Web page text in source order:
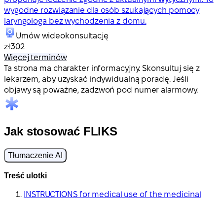
wygodne rozwiązanie dla osób szukających pomocy
laryngologa bez wychodzenia z domu.
Umów wideokonsultację
zł302
Więcej terminów
Ta strona ma charakter informacyjny. Skonsultuj się z
lekarzem, aby uzyskać indywidualną poradę. Jeśli
objawy są poważne, zadzwoń pod numer alarmowy.
Jak stosować FLIKS
Tłumaczenie AI
Treść ulotki
INSTRUCTIONS for medical use of the medicinal